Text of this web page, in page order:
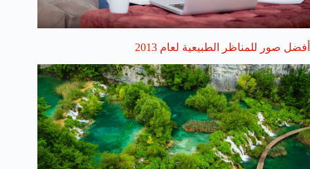
أفضل صور للمناظر الطبيعية لعام 2013